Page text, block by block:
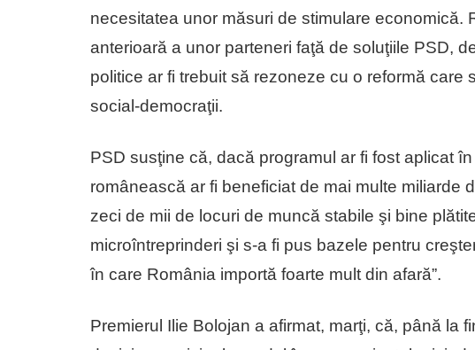
necesitatea unor măsuri de stimulare economică.
anterioară a unor parteneri faţă de soluţiile PSD,
politice ar fi trebuit să rezoneze cu o reformă care
social-democraţii.
PSD susţine că, dacă programul ar fi fost aplicat
românească ar fi beneficiat de mai multe miliarde
zeci de mii de locuri de muncă stabile şi bine
microîntreprinderi şi s-a fi pus bazele pentru
în care România importă foarte mult din afară”.
Premierul Ilie Bolojan a afirmat, marţi, că, până la